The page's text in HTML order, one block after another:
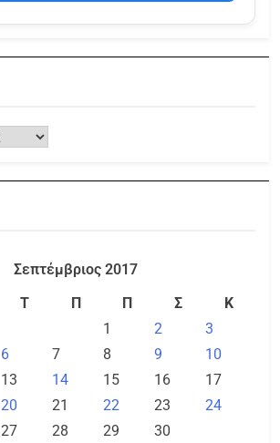
Σεπτέμβριος 2017
Τ Π Π Σ
Κ
1
2
3
6 7 8 9
10
13 14 15 16
17
20 21 22 23
24
27 28 29 30